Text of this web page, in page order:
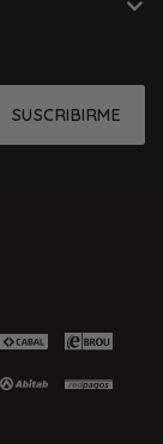
SUSCRIBIRME